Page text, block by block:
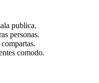
publica.
personas.
comodo.